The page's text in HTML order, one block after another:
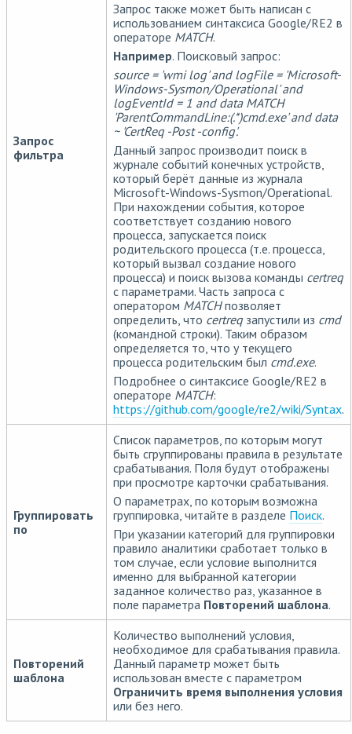
Запрос
фильтра
Запрос также может быть написан с
использованием синтаксиса Google/RE2 в
операторе MATCH.
Например. Поисковый запрос:
source = 'wmi log' and logFile = 'Microsoft-
Windows-Sysmon/Operational' and
logEventId = 1 and data MATCH
'ParentCommandLine:(.*)cmd.exe' and data
~ 'CertReq -Post -config'.
Данный запрос производит поиск в
журнале событий конечных устройств,
который берёт данные из журнала
Microsoft-Windows-Sysmon/Operational.
При нахождении события, которое
соответствует созданию нового
процесса, запускается поиск
родительского процесса (т.е. процесса,
который вызвал создание нового
процесса) и поиск вызова команды certreq
c параметрами. Часть запроса с
оператором MATCHпозволяет
определить, что certreqзапустили из cmd
(командной строки). Таким образом
определяется то, что у текущего
процесса родительским был cmd.exe.
Подробнее о синтаксисе Google/RE2 в
операторе MATCH:
https://github.com/google/re2/wiki/Syntax.
Группировать
по
Список параметров, по которым могут
быть сгруппированы правила в результате
срабатывания. Поля будут отображены
при просмотре карточки срабатывания.
О параметрах, по которым возможна
группировка, читайте в разделе Поиск.
При указании категорий для группировки
правило аналитики сработает только в
том случае, если условие выполнится
именно для выбранной категории
заданное количество раз, указанное в
поле параметра Повторений шаблона.
Повторений
шаблона
Количество выполнений условия,
необходимое для срабатывания правила.
Данный параметр может быть
использован вместе с параметром
Ограничить время выполнения условия
или без него.